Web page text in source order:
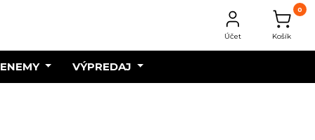
Účet
0
Košík
VÝPREDAJ